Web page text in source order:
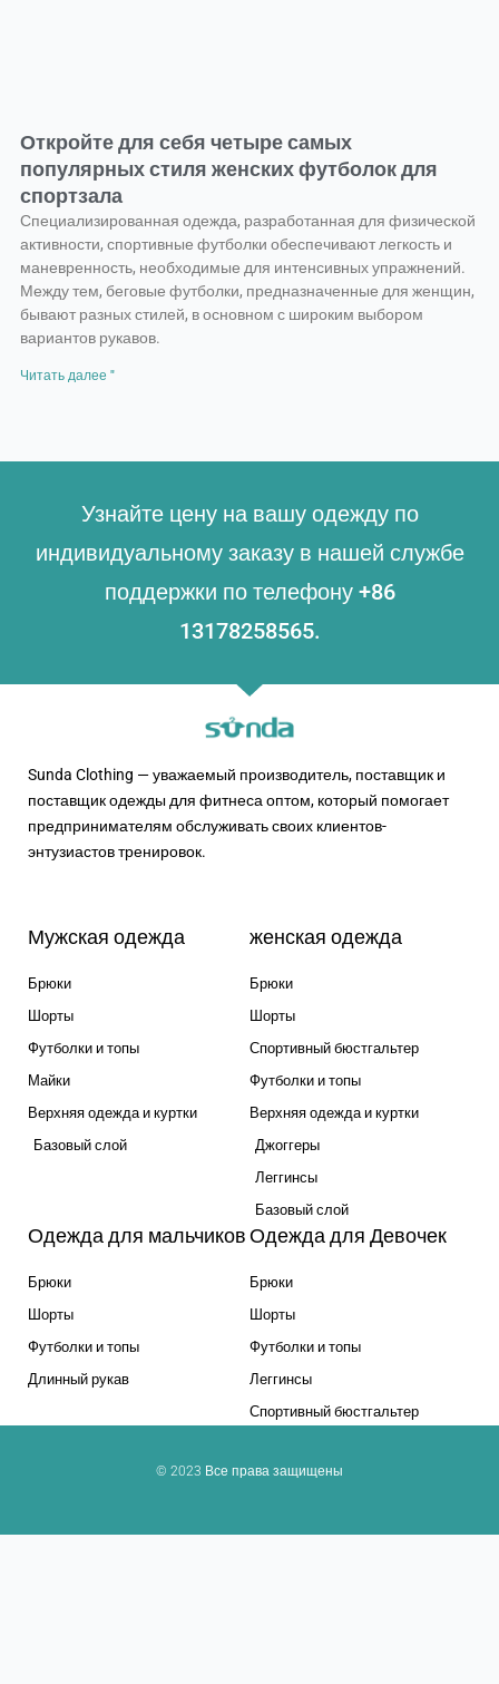
Откройте для себя четыре самых
популярных стиля женских футболок для
спортзала
Специализированная одежда, разработанная для физической
активности, спортивные футболки обеспечивают легкость и
маневренность, необходимые для интенсивных упражнений.
Между тем, беговые футболки, предназначенные для женщин,
бывают разных стилей, в основном с широким выбором
вариантов рукавов.
Читать далее "
Узнайте цену на вашу одежду по
индивидуальному заказу в нашей службе
поддержки по телефону +86
13178258565.
Sunda Clothing — уважаемый производитель, поставщик и
поставщик одежды для фитнеса оптом, который помогает
предпринимателям обслуживать своих клиентов-
энтузиастов тренировок.
Мужская одежда
Брюки
Шорты
Футболки и топы
Майки
Верхняя одежда и куртки
Базовый слой
женская одежда
Брюки
Шорты
Спортивный бюстгальтер
Футболки и топы
Верхняя одежда и куртки
Джоггеры
Леггинсы
Базовый слой
Одежда для мальчиков
Брюки
Шорты
Футболки и топы
Длинный рукав
Одежда для Девочек
Брюки
Шорты
Футболки и топы
Леггинсы
Спортивный бюстгальтер
© 2023 Все права защищены